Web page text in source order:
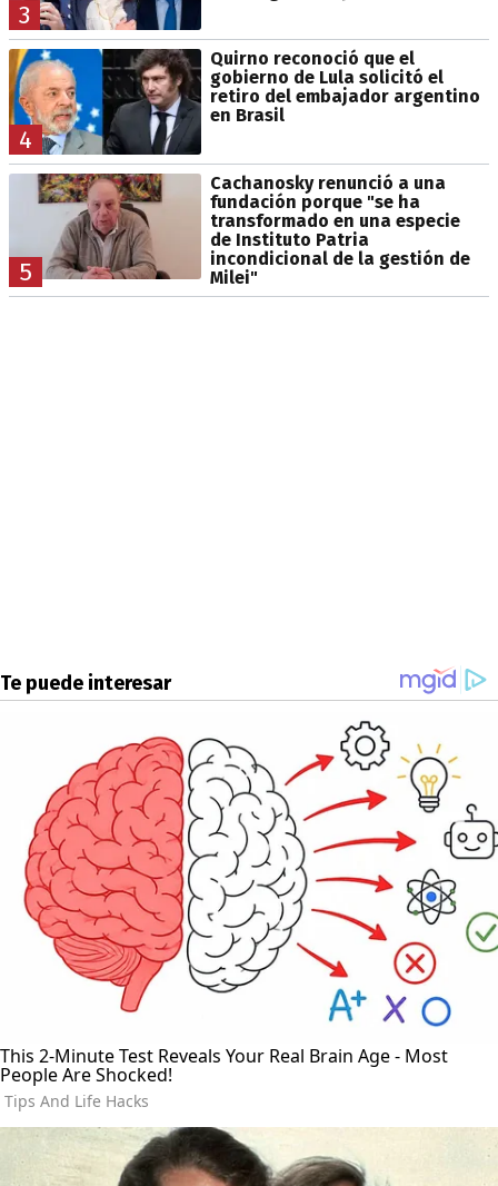
3
4
Quirno reconoció que el
gobierno de Lula solicitó el
retiro del embajador argentino
en Brasil
5
Cachanosky renunció a una
fundación porque "se ha
transformado en una especie
de Instituto Patria
incondicional de la gestión de
Milei"